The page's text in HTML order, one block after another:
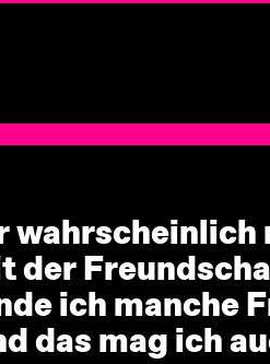
wahrscheinlich
der
ich manche
das mag ich